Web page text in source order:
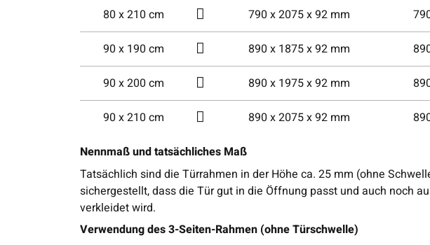
80 x 210 cm 790 x 2075 x 92 mm
90 x 190 cm 890 x 1875 x 92 mm
90 x 200 cm 890 x 1975 x 92 mm
90 x 210 cm 890 x 2075 x 92 mm
Nennmaß und tatsächliches Maß
Tatsächlich sind die Türrahmen in der Höhe ca. 25 mm (ohne
sichergestellt, dass die Tür gut in die Öffnung passt und auch noch
verkleidet wird.
Verwendung des 3-Seiten-Rahmen (ohne Türschwelle)